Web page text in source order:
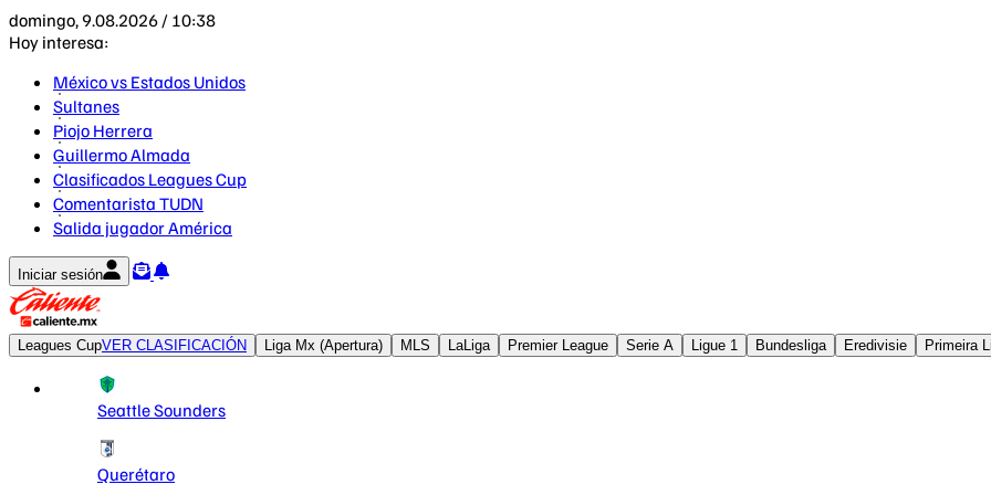
domingo, 9.08.2026 / 10:38
Hoy interesa:
México vs Estados Unidos
Sultanes
Piojo Herrera
Guillermo Almada
Clasificados Leagues Cup
Comentarista TUDN
Salida jugador América
Iniciar sesión
Leagues CupVER CLASIFICACIÓN Liga Mx (Apertura) MLS LaLiga Premier League Serie A Ligue 1 Bundesliga Eredivisie Primeira
Seattle Sounders
Querétaro